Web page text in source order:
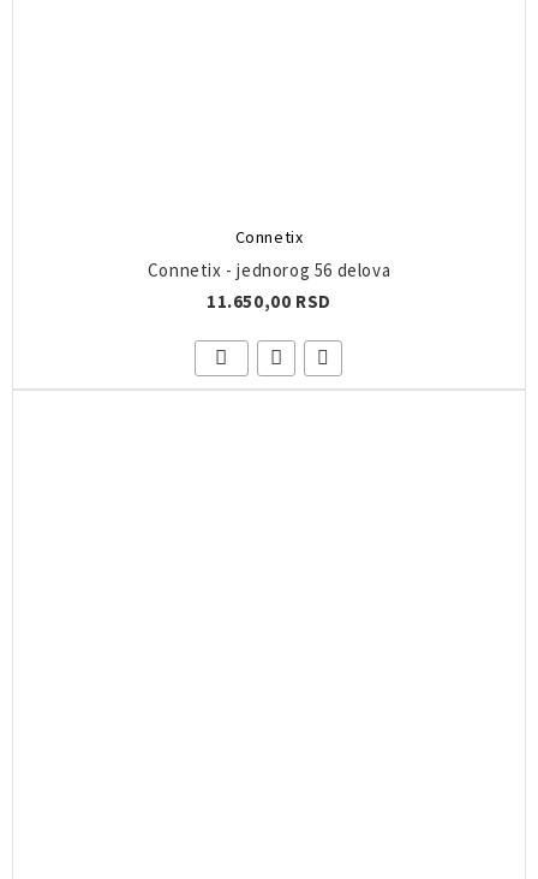
Connetix
Connetix - jednorog 56 delova
11.650,00 RSD